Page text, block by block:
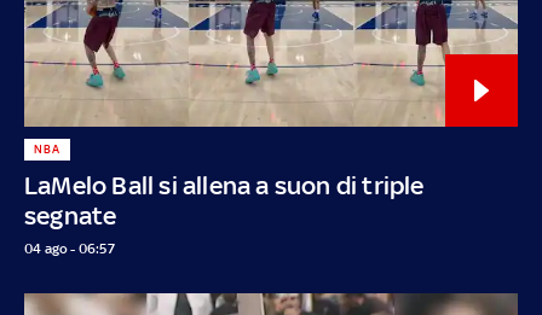
LaMelo Ball si allena a suon di triple
segnate
NBA
04 ago - 06:57